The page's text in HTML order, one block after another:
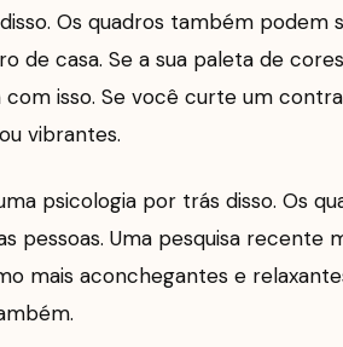
Os quadros também podem
de casa. Se a sua paleta de
isso. Se você curte um
vibrantes.
psicologia por trás disso. Os
pessoas. Uma pesquisa recente
mais aconchegantes e